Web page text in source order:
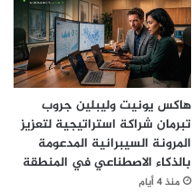
هاكس يونيت وليبلين جروب
تبرمان شراكة استراتيجية لتعزيز
المرونة السيبرانية المدعومة
بالذكاء الاصطناعي في المنطقة
منذ 4 أيام